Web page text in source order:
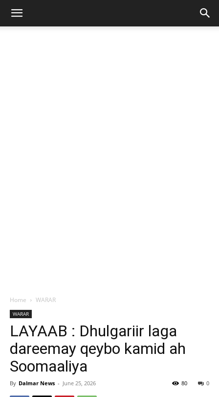
Home WARAR
WARAR
LAYAAB : Dhulgariir laga
dareemay qeybo kamid ah
Soomaaliya
By Dalmar News - June 25, 2026 0
80